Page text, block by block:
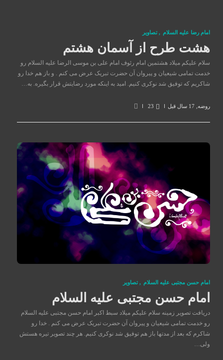
امام رضا علیه السلام , تصاوير
هشت طرح از آسمان هشتم
سلام علیکم میلاد هشتمین امام رئوف امام علی بن موسی الرضا علیه السلام رو
خدمت تمامی شیعیان و پیروان آن حضرت تبریک عرض می کنم . و باز هم خدا رو
شاکریم که توفیق شد نوکری کنیم. امید به اینکه مورد رضایتش قرار بگیره. به…
روضه 17 سال قبل 23
امام حسن مجتبی علیه السلام , تصاوير
امام حسن مجتبی علیه السلام
دریافت تصویر زمینه سلام علیکم میلاد سبط اکبر امام حسن مجتبی علیه السلام
رو خدمت تمامی شیعیان و پیروان آن حضرت تبریک عرض می کنم . خدا رو
شاکرم که بعد از مدتها باز هم توفیق شد نوکری کنیم. هر چند تصویر تیره هستش
ولی…